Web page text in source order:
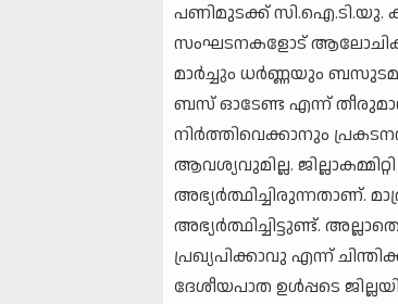
പണിമുടക്ക് സി.ഐ.ടി.യു.
സംഘടനകളോട്
മാര്‍ച്ചും ധര്‍ണ്ണയും
ബസ് ഓടേണ്ട എന്ന്
നിര്‍ത്തിവെക്കാനും
ആവശ്യവുമില്ല.
അഭ്യര്‍ത്ഥിച്ചിരുന്നതാണ്.
അഭ്യര്‍ത്ഥിച്ചിട്ടുണ്ട്.
പ്രഖ്യപിക്കാവു എന്ന്
ദേശീയപാത ഉള്‍പ്പടെ